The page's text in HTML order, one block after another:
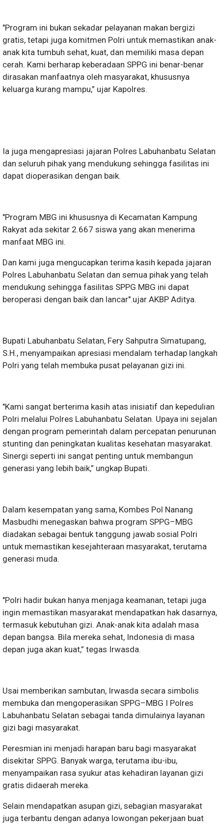
"Program ini bukan sekadar pelayanan makan bergizi
gratis, tetapi juga komitmen Polri untuk memastikan anak-
anak kita tumbuh sehat, kuat, dan memiliki masa depan
cerah. Kami berharap keberadaan SPPG ini benar-benar
dirasakan manfaatnya oleh masyarakat, khususnya
keluarga kurang mampu,” ujar Kapolres.
Ia juga mengapresiasi jajaran Polres Labuhanbatu Selatan
dan seluruh pihak yang mendukung sehingga fasilitas ini
dapat dioperasikan dengan baik.
"Program MBG ini khususnya di Kecamatan Kampung
Rakyat ada sekitar 2.667 siswa yang akan menerima
manfaat MBG ini.
Dan kami juga mengucapkan terima kasih kepada jajaran
Polres Labuhanbatu Selatan dan semua pihak yang telah
mendukung sehingga fasilitas SPPG MBG ini dapat
beroperasi dengan baik dan lancar".ujar AKBP Aditya.
Bupati Labuhanbatu Selatan, Fery Sahputra Simatupang,
S.H., menyampaikan apresiasi mendalam terhadap langkah
Polri yang telah membuka pusat pelayanan gizi ini.
"Kami sangat berterima kasih atas inisiatif dan kepedulian
Polri melalui Polres Labuhanbatu Selatan. Upaya ini sejalan
dengan program pemerintah dalam percepatan penurunan
stunting dan peningkatan kualitas kesehatan masyarakat.
Sinergi seperti ini sangat penting untuk membangun
generasi yang lebih baik,” ungkap Bupati.
Dalam kesempatan yang sama, Kombes Pol Nanang
Masbudhi menegaskan bahwa program SPPG–MBG
diadakan sebagai bentuk tanggung jawab sosial Polri
untuk memastikan kesejahteraan masyarakat, terutama
generasi muda.
"Polri hadir bukan hanya menjaga keamanan, tetapi juga
ingin memastikan masyarakat mendapatkan hak dasarnya,
termasuk kebutuhan gizi. Anak-anak kita adalah masa
depan bangsa. Bila mereka sehat, Indonesia di masa
depan juga akan kuat,” tegas Irwasda.
Usai memberikan sambutan, Irwasda secara simbolis
membuka dan mengoperasikan SPPG–MBG I Polres
Labuhanbatu Selatan sebagai tanda dimulainya layanan
gizi bagi masyarakat.
Peresmian ini menjadi harapan baru bagi masyarakat
disekitar SPPG. Banyak warga, terutama ibu-ibu,
menyampaikan rasa syukur atas kehadiran layanan gizi
gratis didaerah mereka.
Selain mendapatkan asupan gizi, sebagian masyarakat
juga terbantu dengan adanya lowongan pekerjaan buat